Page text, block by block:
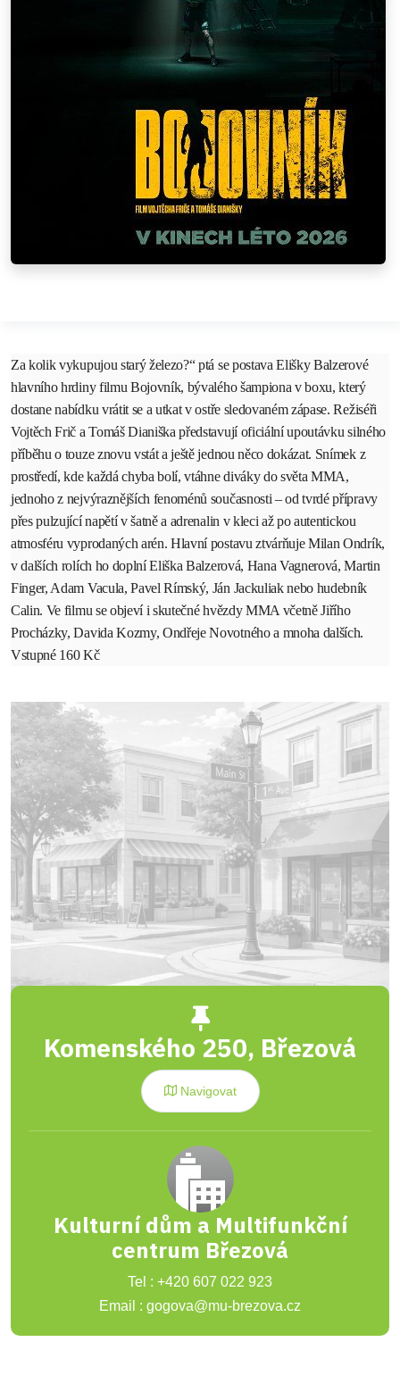
Za kolik vykupujou starý železo?“ ptá se postava Elišky Balzerové
hlavního hrdiny filmu Bojovník, bývalého šampiona v boxu, který
dostane nabídku vrátit se a utkat v ostře sledovaném zápase. Režiséři
Vojtěch Frič a Tomáš Dianiška představují oficiální upoutávku silného
příběhu o touze znovu vstát a ještě jednou něco dokázat. Snímek z
prostředí, kde každá chyba bolí, vtáhne diváky do světa MMA,
jednoho z nejvýraznějších fenoménů současnosti – od tvrdé přípravy
přes pulzující napětí v šatně a adrenalin v kleci až po autentickou
atmosféru vyprodaných arén. Hlavní postavu ztvárňuje Milan Ondrík,
v dalších rolích ho doplní Eliška Balzerová, Hana Vagnerová, Martin
Finger, Adam Vacula, Pavel Rímský, Ján Jackuliak nebo hudebník
Calin. Ve filmu se objeví i skutečné hvězdy MMA včetně Jiřího
Procházky, Davida Kozmy, Ondřeje Novotného a mnoha dalších.
Vstupné 160 Kč
Komenského 250, Březová
Navigovat
Kulturní dům a Multifunkční
centrum Březová
Tel : +420 607 022 923
Email : gogova@mu-brezova.cz